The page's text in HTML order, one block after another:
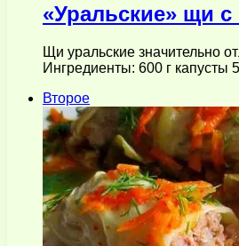
«Уральские» щи с
Щи уральские значительно
Ингредиенты: 600 г капусты
Второе